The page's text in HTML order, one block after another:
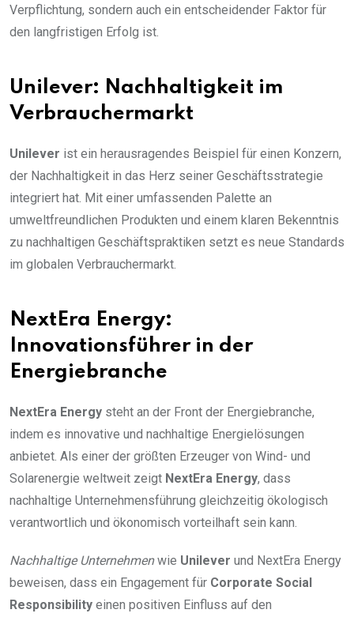
Verpflichtung, sondern auch ein entscheidender Faktor für
den langfristigen Erfolg ist.
Unilever: Nachhaltigkeit im
Verbrauchermarkt
Unilever ist ein herausragendes Beispiel für einen Konzern,
der Nachhaltigkeit in das Herz seiner Geschäftsstrategie
integriert hat. Mit einer umfassenden Palette an
umweltfreundlichen Produkten und einem klaren Bekenntnis
zu nachhaltigen Geschäftspraktiken setzt es neue Standards
im globalen Verbrauchermarkt.
NextEra Energy:
Innovationsführer in der
Energiebranche
NextEra Energy steht an der Front der Energiebranche,
indem es innovative und nachhaltige Energielösungen
anbietet. Als einer der größten Erzeuger von Wind- und
Solarenergie weltweit zeigt NextEra Energy, dass
nachhaltige Unternehmensführung gleichzeitig ökologisch
verantwortlich und ökonomisch vorteilhaft sein kann.
Nachhaltige Unternehmenwie Unilever und NextEra Energy
beweisen, dass ein Engagement für Corporate Social
Responsibility einen positiven Einfluss auf den